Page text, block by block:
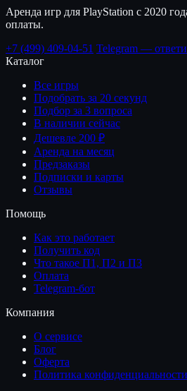
Аренда игр для PlayStation с 2020
оплаты.
+7 (499) 409-04-51 Telegram —
Каталог
Все игры
Подобрать за 20 секунд
Подбор за 3 вопроса
В наличии сейчас
Дешевле 200 ₽
Аренда на месяц
Предзаказы
Подписки и карты
Отзывы
Помощь
Как это работает
Получить код
Что такое П1, П2 и П3
Оплата
Telegram-бот
Компания
О сервисе
Блог
Оферта
Политика конфиденциальности